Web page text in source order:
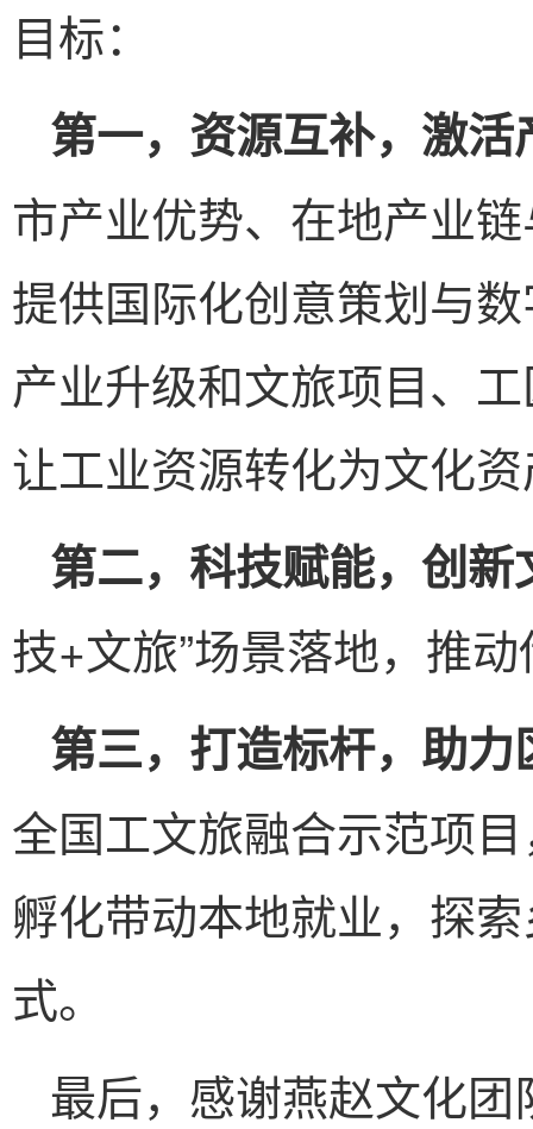
目标：
第一，资源互补，激活
市产业优势、在地产业
提供国际化创意策划与
产业升级和文旅项目、
让工业资源转化为文化
第二，科技赋能，创新
技+文旅”场景落地，推
第三，打造标杆，助力
全国工文旅融合示范项
孵化带动本地就业，探
式。
最后，感谢燕赵文化